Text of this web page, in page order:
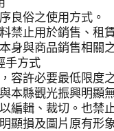
良俗之使用方式。
禁止用於銷售、租
身與商品銷售相關
手方式
容許必要最低限度
本縣觀光振興明顯
編輯、裁切。也禁
顯損及圖片原有形